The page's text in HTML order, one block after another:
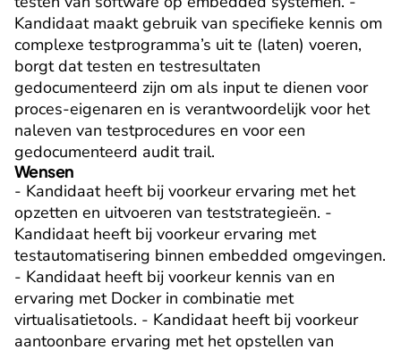
Kandidaat maakt gebruik van specifieke kennis om
complexe testprogramma’s uit te (laten) voeren,
borgt dat testen en testresultaten
gedocumenteerd zijn om als input te dienen voor
proces-eigenaren en is verantwoordelijk voor het
naleven van testprocedures en voor een
gedocumenteerd audit trail.
Wensen
- Kandidaat heeft bij voorkeur ervaring met het
opzetten en uitvoeren van teststrategieën. -
Kandidaat heeft bij voorkeur ervaring met
testautomatisering binnen embedded omgevingen.
- Kandidaat heeft bij voorkeur kennis van en
ervaring met Docker in combinatie met
virtualisatietools. - Kandidaat heeft bij voorkeur
aantoonbare ervaring met het opstellen van